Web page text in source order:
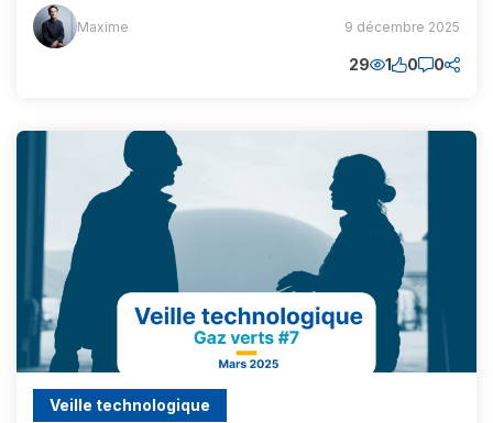
Maxime
(MM) Maxime 9 décembre 2025
29 1 0 0
Veille technologique